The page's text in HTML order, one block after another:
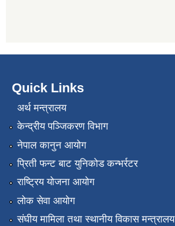
Quick Links
अर्थ मन्त्रालय
केन्द्रीय पञ्जिकरण विभाग
नेपाल कानुन आयोग
प्रिती फन्ट बाट युनिकोड कन्भर्रटर
राष्ट्रिय योजना आयोग
लोक सेवा आयोग
संघीय मामिला तथा स्थानीय विकास मन्त्रालय